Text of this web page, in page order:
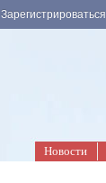
Зарегистрироваться
Новости